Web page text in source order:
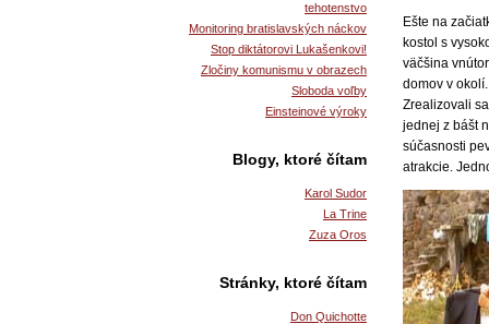
tehotenstvo
Monitoring bratislavských náckov
Stop diktátorovi Lukašenkovi!
Zločiny komunismu v obrazech
Sloboda voľby
Einsteinové výroky
Blogy, ktoré čítam
Karol Sudor
La Trine
Zuza Oros
Stránky, ktoré čítam
Don Quichotte
Ešte na
kostol s
väčšina
domov v
Zrealizovali
jednej z bášt
súčasnosti
atrakcie.